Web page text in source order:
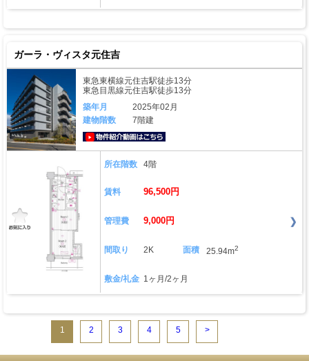
ガーラ・ヴィスタ元住吉
東急東横線元住吉駅徒歩13分
東急目黒線元住吉駅徒歩13分
築年月
2025年02月
建物階数
7階建
所在階数 4階
賃料 96,500円
管理費 9,000円
間取り 2K 面積 25.94m2
敷金/礼金 1ヶ月/2ヶ月
1 2 3 4 5 >